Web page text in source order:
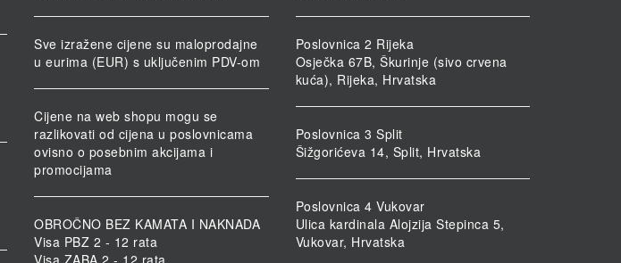
Sve izražene cijene su maloprodajne
u eurima (EUR) s uključenim PDV-om
Cijene na web shopu mogu se
razlikovati od cijena u poslovnicama
ovisno o posebnim akcijama i
promocijama
OBROČNO BEZ KAMATA I NAKNADA
Visa PBZ 2 - 12 rata
Poslovnica 2 Rijeka
Osječka 67B, Škurinje (sivo crvena
kuća), Rijeka, Hrvatska
Poslovnica 3 Split
Šižgorićeva 14, Split, Hrvatska
Poslovnica 4 Vukovar
Ulica kardinala Alojzija Stepinca 5,
Vukovar, Hrvatska